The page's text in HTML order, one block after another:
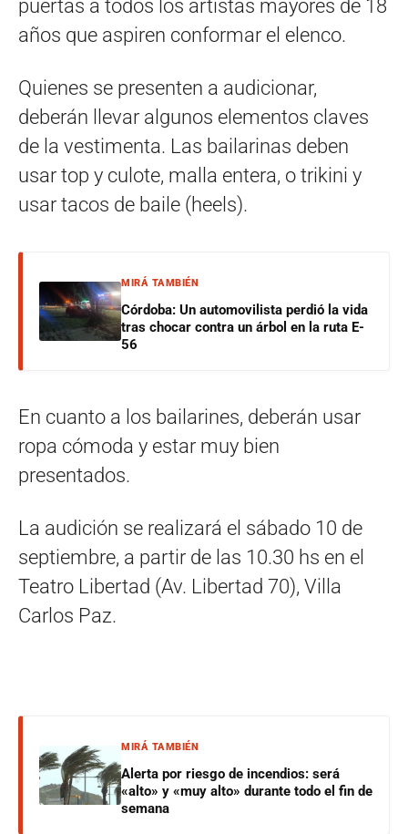
puertas a todos los artistas mayores de 18
años que aspiren conformar el elenco.
Quienes se presenten a audicionar,
deberán llevar algunos elementos claves
de la vestimenta. Las bailarinas deben
usar top y culote, malla entera, o trikini y
usar tacos de baile (heels).
MIRÁ TAMBIÉN
Córdoba: Un automovilista perdió la vida
tras chocar contra un árbol en la ruta E-
56
En cuanto a los bailarines, deberán usar
ropa cómoda y estar muy bien
presentados.
La audición se realizará el sábado 10 de
septiembre, a partir de las 10.30 hs en el
Teatro Libertad (Av. Libertad 70), Villa
Carlos Paz.
MIRÁ TAMBIÉN
Alerta por riesgo de incendios: será
«alto» y «muy alto» durante todo el fin de
semana